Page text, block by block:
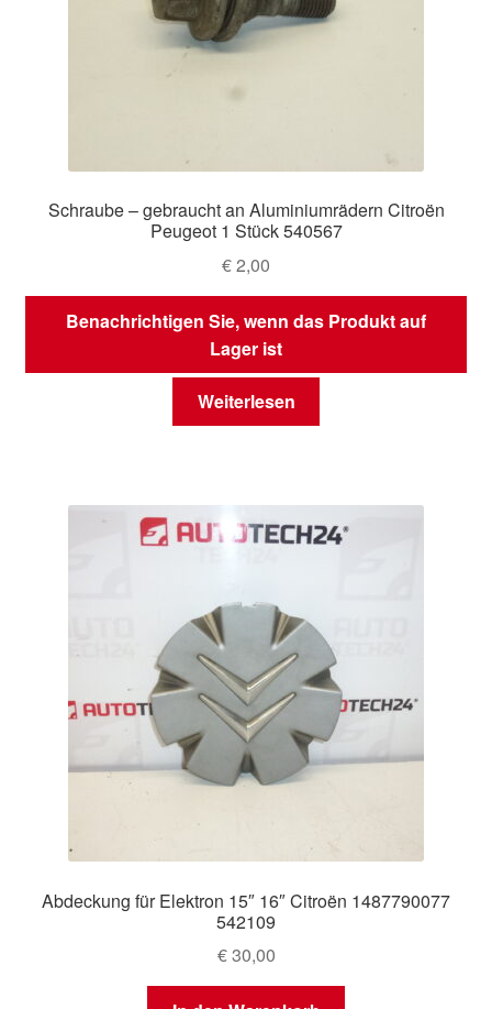
Schraube – gebraucht an Aluminiumrädern Citroën
Peugeot 1 Stück 540567
€2,00
Benachrichtigen Sie, wenn das Produkt auf
Lager ist
Weiterlesen
Abdeckung für Elektron 15″ 16″ Citroën 1487790077
542109
€30,00